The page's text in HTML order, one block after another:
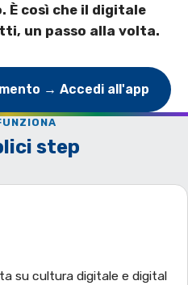
così che il digitale
un passo alla volta.
→ Accedi all'app
step
su cultura digitale e digital